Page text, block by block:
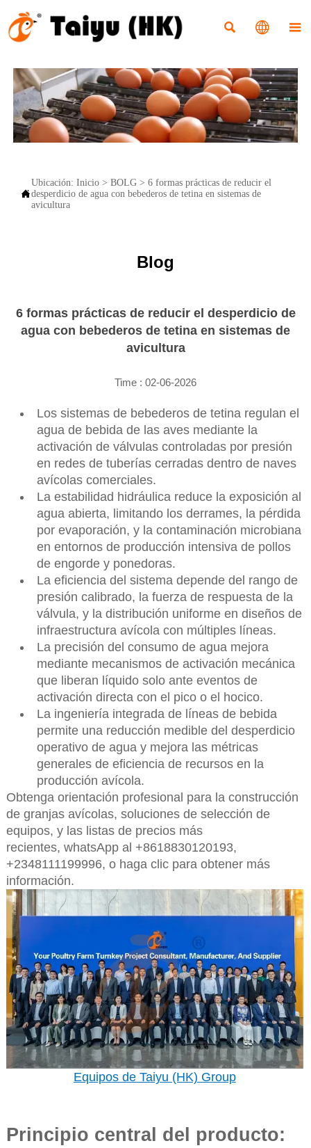
  

Ubicación: Inicio> BOLG> 6 formas prácticas de reducir el
desperdicio de agua con bebederos de tetina en sistemas de
avicultura
Blog
6 formas prácticas de reducir el desperdicio de
agua con bebederos de tetina en sistemas de
avicultura
Time : 02-06-2026
Los sistemas de bebederos de tetina regulan el
agua de bebida de las aves mediante la
activación de válvulas controladas por presión
en redes de tuberías cerradas dentro de naves
avícolas comerciales.
La estabilidad hidráulica reduce la exposición al
agua abierta, limitando los derrames, la pérdida
por evaporación, y la contaminación microbiana
en entornos de producción intensiva de pollos
de engorde y ponedoras.
La eficiencia del sistema depende del rango de
presión calibrado, la fuerza de respuesta de la
válvula, y la distribución uniforme en diseños de
infraestructura avícola con múltiples líneas.
La precisión del consumo de agua mejora
mediante mecanismos de activación mecánica
que liberan líquido solo ante eventos de
activación directa con el pico o el hocico.
La ingeniería integrada de líneas de bebida
permite una reducción medible del desperdicio
operativo de agua y mejora las métricas
generales de eficiencia de recursos en la
producción avícola.
Obtenga orientación profesional para la construcción
de granjas avícolas, soluciones de selección de
equipos, y las listas de precios más
recientes, whatsApp al +8618830120193,
+2348111199996, o haga clic para obtener más
información.
Equipos de Taiyu (HK) Group
Principio central del producto: